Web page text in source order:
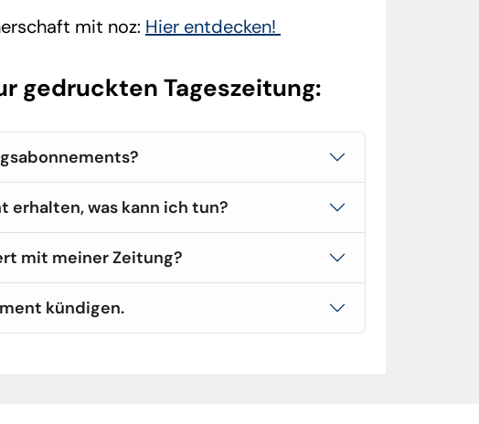
mit noz: Hier entdecken!
gedruckten Tageszeitung:
erhalten, was kann ich tun?
mit meiner Zeitung?
kündigen.